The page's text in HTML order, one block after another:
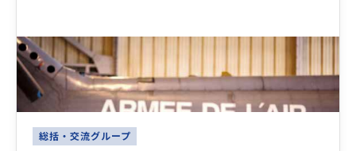
総括・交流グループ